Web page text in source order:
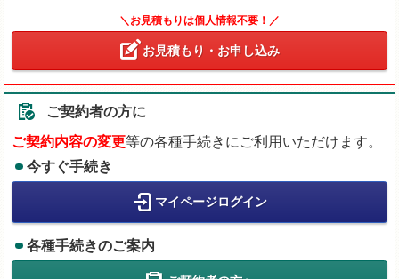
＼お見積もりは個人情報不要！／
お見積もり・お申し込み
ご契約者の方に
ご契約内容の変更等の各種手続きにご利用いただけます。
今すぐ手続き
マイページログイン
各種手続きのご案内